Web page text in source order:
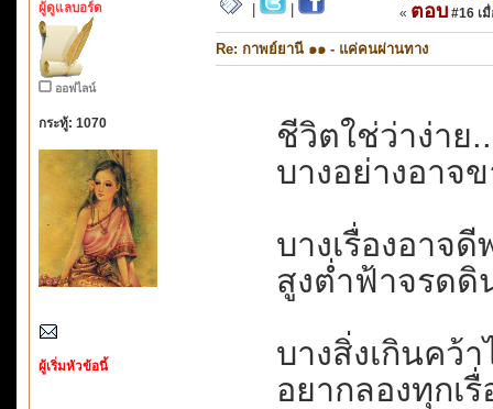
ผู้ดูแลบอร์ด
ออฟไลน์
กระทู้: 1070
ผู้เริ่มหัวข้อนี้
« ตอบ #16 เ
Re: กาพย์ยานี ๑๑ - แค่คนผ่านทาง
ชีวิตใช่ว่าง่าย
บางอย่างอาจ
บางเรื่องอาจ
สูงต่ำฟ้าจรดดิ
บางสิ่งเกินคว้
อยากลองทุกเ